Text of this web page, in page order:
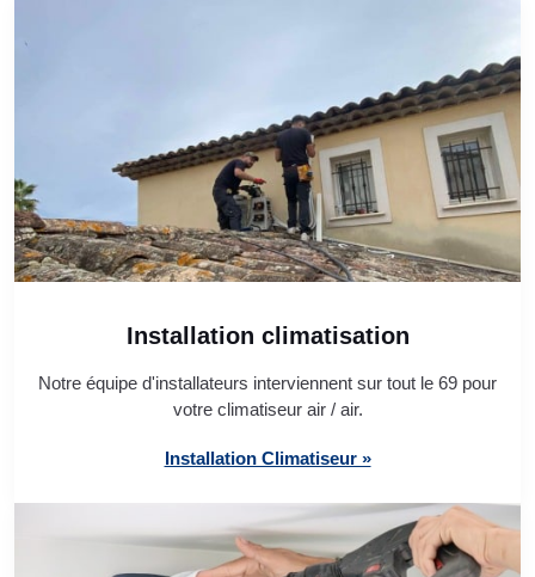
Installation climatisation
Notre équipe d'installateurs interviennent sur tout le 69 pour
votre climatiseur air / air.
Installation Climatiseur »